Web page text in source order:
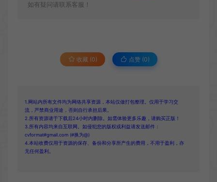
如有疑问请联系客服！
收藏 (0) 点赞 (0)
1.网站内所有文件均为网络共享资源，本站仅做打包整理。仅用于学习交
流，严禁商业用途，否则自行承担后果。
2.所有资源请于下载后24小时内删除。如需体验更多乐趣，请购买正版！
3.所有内容均来自互联网。如侵犯您的版权或利益请发送邮件：
cvformat#gmail.com (#换为@)
4.本站收费仅用于资源的保存、备份和分享所产生的费用，不用于盈利，亦
无任何盈利。